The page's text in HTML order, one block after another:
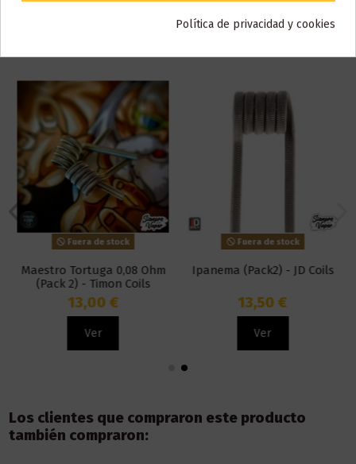
También puede que te guste
Fuera de stock
Maestro Tortuga 0,08 Ohm
(Pack 2) - Timon Coils
13,00 €
Ver
Fuera de stock
Ipanema (Pack2) - JD Coils
13,50 €
Ver
Los clientes que compraron este producto
también compraron:
Política de privacidad y cookies